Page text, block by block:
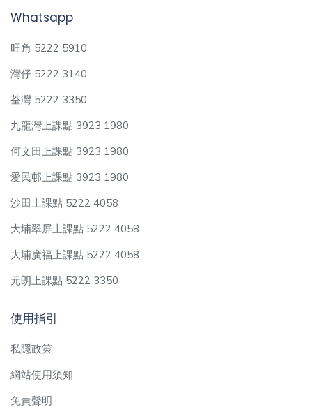
Whatsapp
旺角 5222 5910
灣仔 5222 3140
荃灣 5222 3350
九龍灣上課點 3923 1980
何文田上課點 3923 1980
愛民邨上課點 3923 1980
沙田上課點 5222 4058
大埔翠屏上課點 5222 4058
大埔廣福上課點 5222 4058
元朗上課點 5222 3350
使用指引
私隱政策
網站使用須知
免責聲明